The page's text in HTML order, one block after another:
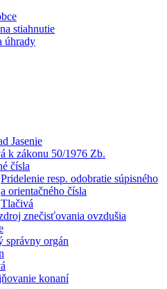
stiahnutie
úhrady
Jasenie
k zákonu 50/1976 Zb.
čísla
Pridelenie resp. odobratie súpisného
a orientačného čísla
Tlačivá
znečisťovania ovzdušia
správny orgán
konaní